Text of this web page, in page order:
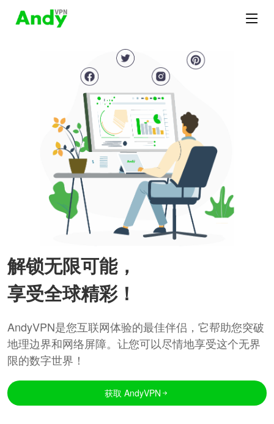
解锁无限可能，
享受全球精彩！
AndyVPN是您互联网体验的最佳伴侣，它帮助您突破
地理边界和网络屏障。让您可以尽情地享受这个无界
限的数字世界！
获取 AndyVPN